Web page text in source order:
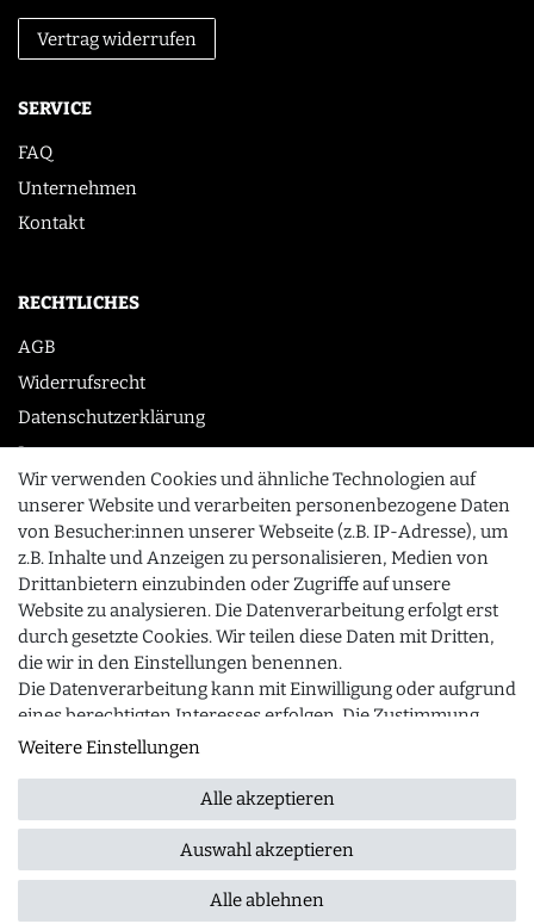
FRAGEN ZUM ARTIKEL
Vertrag widerrufen
SERVICE
FAQ
Unternehmen
Kontakt
RECHTLICHES
AGB
Widerrufsrecht
Datenschutzerklärung
Impressum
KONTAKT
0355 /28913232
info@gourmeo24.com
Gubener Straße 19, 03042 Cottbus
© 2026 gourmeo24.com
Alle Preise inkl. MwSt., zzgl. Versandkosten
Wir verwenden Cookies und ähnliche Technologien auf
unserer Website und verarbeiten personenbezogene Daten
von Besucher:innen unserer Webseite (z.B. IP-Adresse), um
z.B. Inhalte und Anzeigen zu personalisieren, Medien von
Drittanbietern einzubinden oder Zugriffe auf unsere
Website zu analysieren. Die Datenverarbeitung erfolgt erst
durch gesetzte Cookies. Wir teilen diese Daten mit Dritten,
die wir in den Einstellungen benennen.
Die Datenverarbeitung kann mit Einwilligung oder aufgrund
eines berechtigten Interesses erfolgen. Die Zustimmung
kann erteilt oder abgelehnt werden. Es besteht das Recht,
Zeitpunkt zu ändern oder zu widerrufen. Beachten Sie
unserImpressumund weitere Hinweise zur Verwendung
personenbezogener Daten in unsererDaten­schutz­
erklärung.
Weitere Einstellungen
Alle akzeptieren
Alle ablehnen
Auswahl akzeptieren
SCHLIESSEN